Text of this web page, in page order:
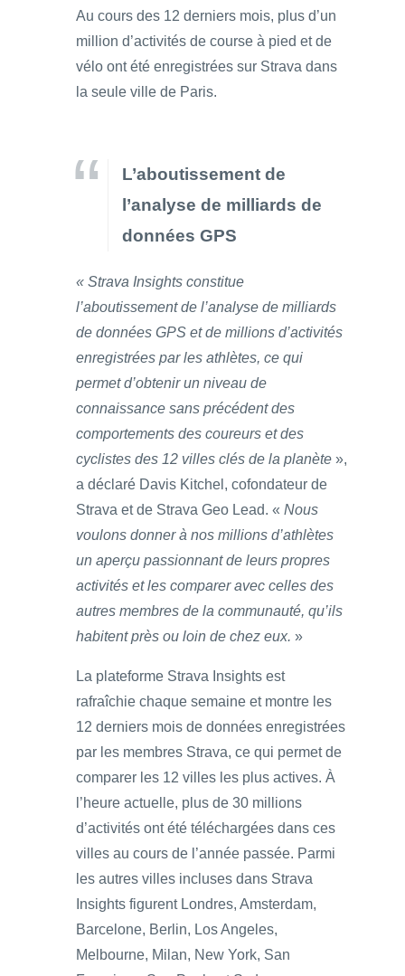
Au cours des 12 derniers mois, plus d’un
million d’activités de course à pied et de
vélo ont été enregistrées sur Strava dans
la seule ville de Paris.
L’aboutissement de
l’analyse de milliards de
données GPS
« Strava Insights constitue
l’aboutissement de l’analyse de milliards
de données GPS et de millions d’activités
enregistrées par les athlètes, ce qui
permet d’obtenir un niveau de
connaissance sans précédent des
comportements des coureurs et des
cyclistes des 12 villes clés de la planète »,
a déclaré Davis Kitchel, cofondateur de
Strava et de Strava Geo Lead. « Nous
voulons donner à nos millions d’athlètes
un aperçu passionnant de leurs propres
activités et les comparer avec celles des
autres membres de la communauté, qu’ils
habitent près ou loin de chez eux. »
La plateforme Strava Insights est
rafraîchie chaque semaine et montre les
12 derniers mois de données enregistrées
par les membres Strava, ce qui permet de
comparer les 12 villes les plus actives. À
l’heure actuelle, plus de 30 millions
d’activités ont été téléchargées dans ces
villes au cours de l’année passée. Parmi
les autres villes incluses dans Strava
Insights figurent Londres, Amsterdam,
Barcelone, Berlin, Los Angeles,
Melbourne, Milan, New York, San